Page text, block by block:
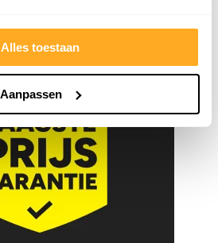
Alles toestaan
Aanpassen
Bekijk klantverhalen